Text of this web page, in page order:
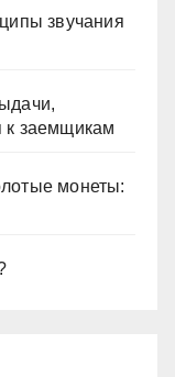
звучания
к заемщикам
монеты: